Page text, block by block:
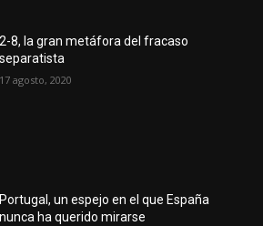
2-8, la gran metáfora del fracaso
separatista
17 agosto, 2020
Portugal, un espejo en el que España
nunca ha querido mirarse